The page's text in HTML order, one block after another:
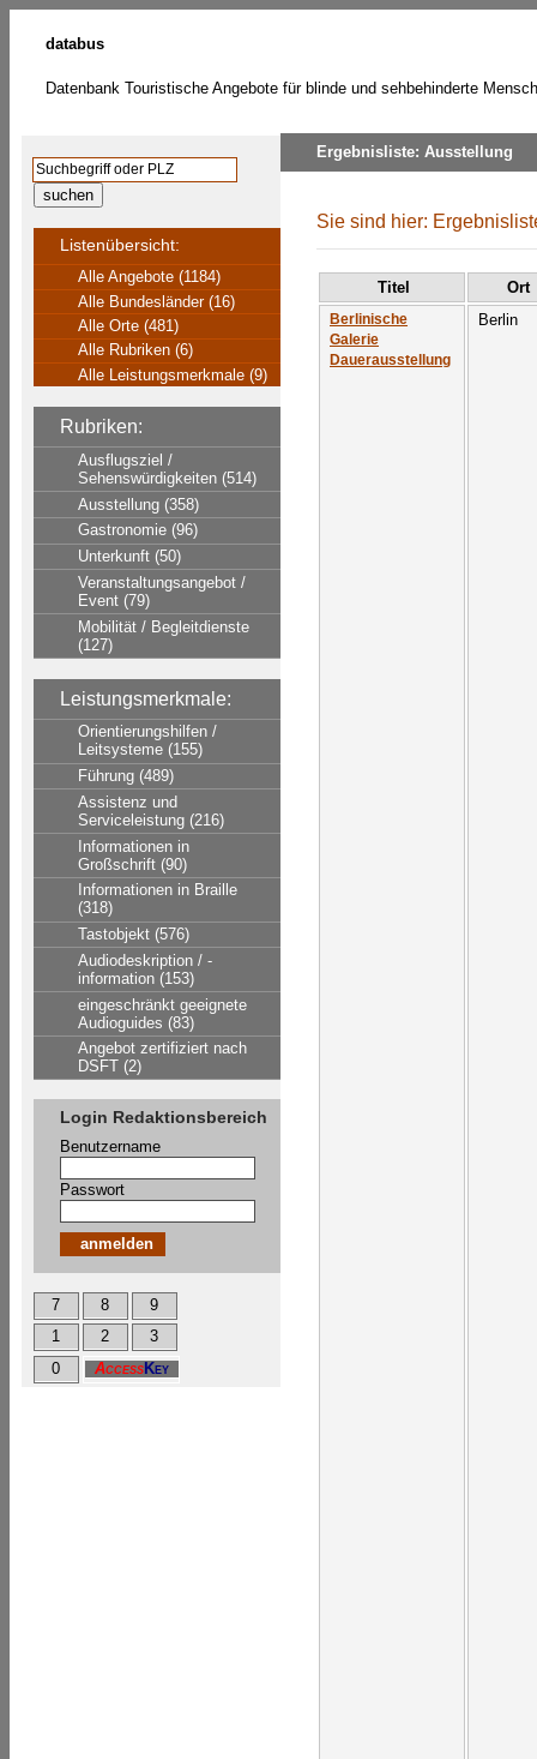
databus
Datenbank Touristische Angebote für blinde und sehbehinderte
Ergebnisliste: Ausstellung
Listenübersicht:
Alle Angebote (1184)
Alle Bundesländer (16)
Alle Orte (481)
Alle Rubriken (6)
Alle Leistungsmerkmale (9)
Rubriken:
Ausflugsziel /
Sehenswürdigkeiten (514)
Ausstellung (358)
Gastronomie (96)
Unterkunft (50)
Veranstaltungsangebot /
Event (79)
Mobilität / Begleitdienste
(127)
Leistungsmerkmale:
Orientierungshilfen /
Leitsysteme (155)
Führung (489)
Assistenz und
Serviceleistung (216)
Informationen in
Großschrift (90)
Informationen in Braille
(318)
Tastobjekt (576)
Audiodeskription / -
information (153)
eingeschränkt geeignete
Audioguides (83)
Angebot zertifiziert nach
DSFT (2)
Login Redaktionsbereich
Benutzername
Passwort
7 8
9
1
2
3
0
AccessKey
Sie sind hier:
Titel Ort
Berlinische
Galerie
Dauerausstellung
Berlin